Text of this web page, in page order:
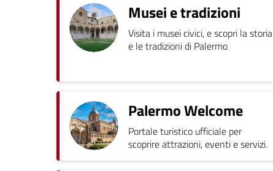
Musei e tradizioni
Visita i musei civici, e scopri la storia
e le tradizioni di Palermo
Palermo Welcome
Portale turistico ufficiale per
scoprire attrazioni, eventi e servizi.